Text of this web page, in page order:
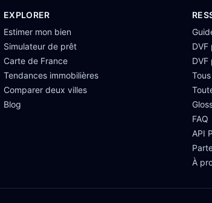
EXPLORER
Estimer mon bien
Simulateur de prêt
Carte de France
Tendances immobilières
Comparer deux villes
Blog
DVF
DVF
FAQ
API
À